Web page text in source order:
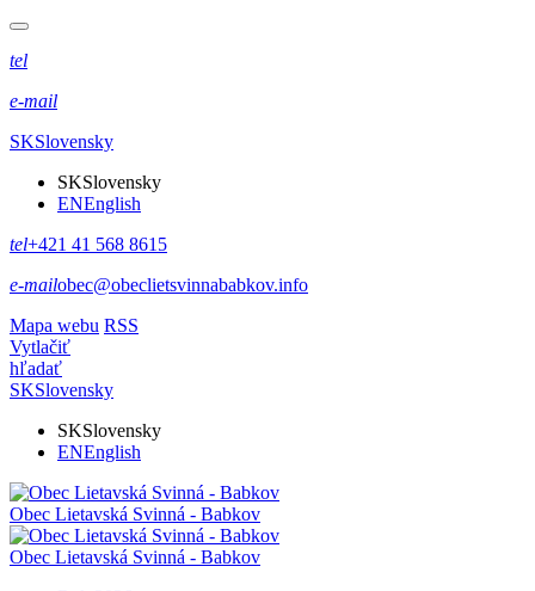
tel
e-mail
SKSlovensky
SKSlovensky
ENEnglish
tel+421 41 568 8615
e-mailobec@obeclietsvinnababkov.info
Mapa webu RSS
Vytlačiť
hľadať
SKSlovensky
SKSlovensky
ENEnglish
Obec Lietavská Svinná - Babkov
Obec Lietavská Svinná - Babkov